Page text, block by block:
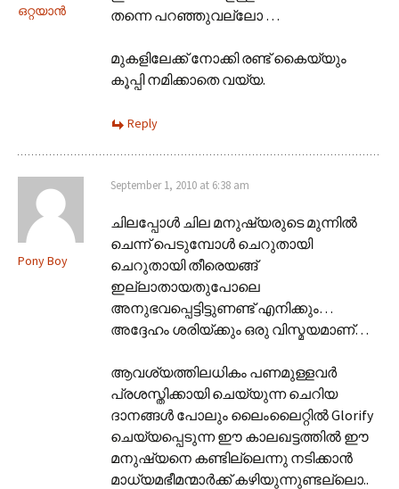
ഒറ്റയാന്‍
തന്നെ പറഞ്ഞുവല്ലോ …
മുകളിലേക്ക് നോക്കി രണ്ട് കൈയ്യും
കൂപ്പി നമിക്കാതെ വയ്യ.
Reply
Pony Boy
September 1, 2010 at 6:38 am
ചിലപ്പോള്‍ ചില മനുഷ്യരുടെ മുന്നില്‍
ചെന്ന് പെടുമ്പോള്‍ ചെറുതായി
ചെറുതായി തീരെയങ്ങ്
ഇല്ലാതായതുപോലെ
അനുഭവപ്പെട്ടിട്ടുണണ്ട് എനിക്കും…
അദ്ദേഹം ശരിയ്ക്കും ഒരു വിസ്മയമാണ്…
ആവശ്യത്തിലധികം പണമുള്ളവർ
പ്രശസ്തിക്കായി ചെയ്യുന്ന ചെറിയ
ദാനങ്ങൾ പോലും ലൈംലൈറ്റിൽ Glorify
ചെയ്യപ്പെടുന്ന ഈ കാലഖട്ടത്തിൽ ഈ
മനുഷ്യനെ കണ്ടില്ലെന്നു നടിക്കാൻ
മാധ്യമഭീമന്മാർക്ക് കഴിയുന്നുണ്ടല്ലൊ..